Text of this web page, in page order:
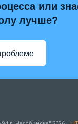
или
лучше?